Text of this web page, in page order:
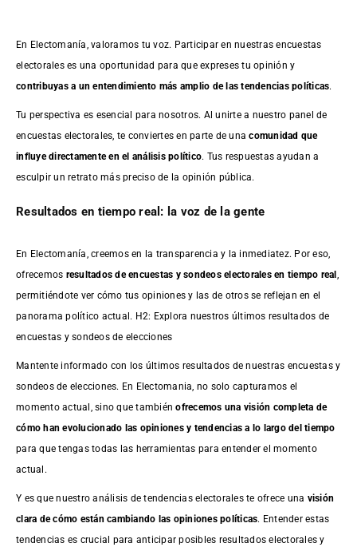
En Electomanía, valoramos tu voz. Participar en nuestras encuestas
electorales es una oportunidad para que expreses tu opinión y
contribuyas a un entendimiento más amplio de las tendencias políticas.
Tu perspectiva es esencial para nosotros. Al unirte a nuestro panel de
encuestas electorales, te conviertes en parte de unacomunidad que
influye directamente en el análisis político. Tus respuestas ayudan a
esculpir un retrato más preciso de la opinión pública.
Resultados en tiempo real: la voz de la gente
En Electomanía, creemos en la transparencia y la inmediatez. Por eso,
ofrecemos resultados deencuestas y sondeos electorales en tiempo real ,
permitiéndote ver cómo tus opiniones y las de otros se reflejan en el
panorama político actual. H2: Explora nuestros últimos resultados de
encuestas y sondeos de elecciones
Mantente informado con los últimos resultados de nuestras encuestasy
sondeos de elecciones. En Electomania, no solo capturamos el
momento actual, sino que tambiénofrecemos una visión completa de
cómo han evolucionado las opiniones y tendencias a lo largo del tiempo
para que tengas todas las herramientas para entender el momento
actual.
Y es que nuestro análisis de tendencias electorales te ofrece una visión
clara de cómo están cambiando las opiniones políticas. Entender estas
tendencias es crucial para anticipar posibles resultados electorales y